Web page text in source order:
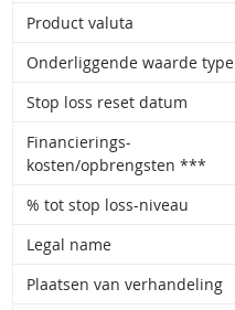
Product valuta
Onderliggende waarde type
Stop loss reset datum
Financierings-
kosten/opbrengsten ***
% tot stop loss-niveau
Legal name
Plaatsen van verhandeling